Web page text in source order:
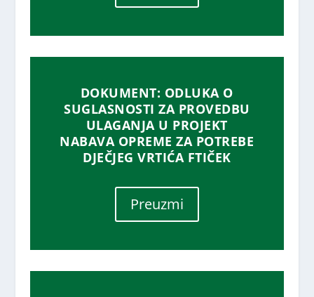
DOKUMENT: ODLUKA O
SUGLASNOSTI ZA PROVEDBU
ULAGANJA U PROJEKT
NABAVA OPREME ZA POTREBE
DJEČJEG VRTIĆA FTIČEK
Preuzmi